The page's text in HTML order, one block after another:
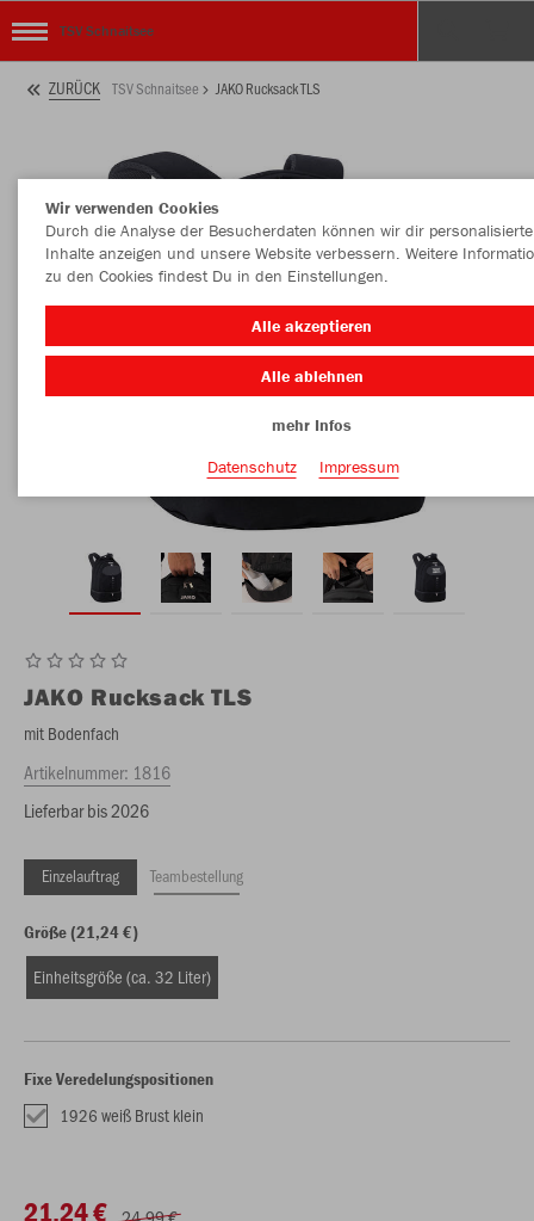
TSV Schnaitsee
ZURÜCK TSV Schnaitsee JAKO Rucksack TLS
JAKO Rucksack TLS
mit Bodenfach
Artikelnummer: 1816
Lieferbar bis 2026
Einzelauftrag Teambestellung
Größe (21,24 €)
Einheitsgröße (ca. 32 Liter)
Fixe Veredelungspositionen
1926 weiß Brust klein
21,24 €
Wir verwenden Cookies
Durch die Analyse der Besucherdaten können wir dir personalisierte
Inhalte anzeigen und unsere Website verbessern. Weitere
zu den Cookies findest Du in den Einstellungen.
Alle akzeptieren
Alle ablehnen
mehr Infos
Datenschutz
Impressum